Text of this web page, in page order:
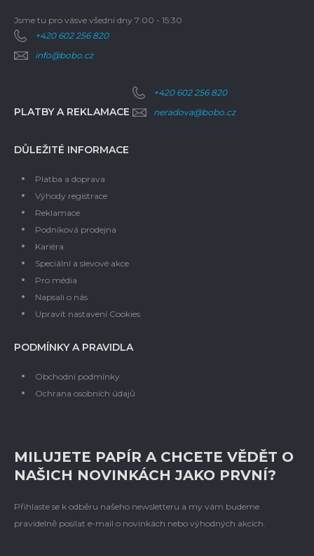
Jsme tu pro vásve všední dny 7:00 - 15:30
+420 602 256 820
info@bobo.cz
PLATBY A REKLAMACE
+420 602 256 820
neradova@bobo.cz
DŮLEŽITÉ INFORMACE
Platba a doprava
Výhody registrace
Reklamace
Podniková prodejna
Kariéra
Speciální a slevové akce
Pro média
Napsali o nás
Upravit nastavení Cookies
PODMÍNKY A PRAVIDLA
Obchodní podmínky
Ochrana osobních údajů
MILUJETE PAPÍR A CHCETE VĚDĚT O
NAŠICH NOVINKÁCH JAKO PRVNÍ?
Přihlaste se k odběru našeho newsletteru a my vám budeme
pravidelně posílat e-mail o novinkách nebo výhodných akcích.